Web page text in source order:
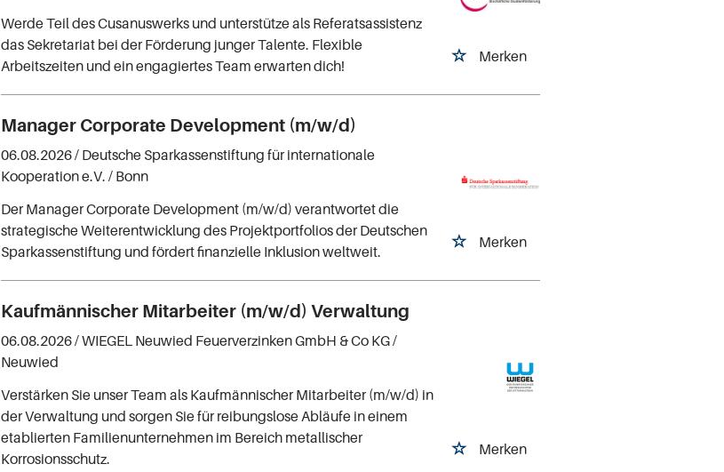
Merken
Werde Teil des Cusanuswerks und unterstütze als Referatsassistenz
das Sekretariat bei der Förderung junger Talente. Flexible
Arbeitszeiten und ein engagiertes Team erwarten dich!
Manager Corporate Development (m/w/d)
Merken
06.08.2026 / Deutsche Sparkassenstiftung für internationale
Kooperation e.V. / Bonn
Der Manager Corporate Development (m/w/d) verantwortet die
strategische Weiterentwicklung des Projektportfolios der Deutschen
Sparkassenstiftung und fördert finanzielle Inklusion weltweit.
Kaufmännischer Mitarbeiter (m/w/d) Verwaltung
Merken
06.08.2026 /WIEGEL Neuwied Feuerverzinken GmbH & Co KG/
Neuwied
Verstärken Sie unser Team als Kaufmännischer Mitarbeiter (m/w/d) in
der Verwaltung und sorgen Sie für reibungslose Abläufe in einem
etablierten Familienunternehmen im Bereich metallischer
Korrosionsschutz.